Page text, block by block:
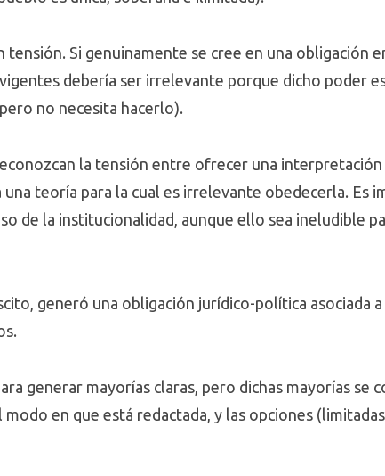
Si genuinamente se cree en una obligación
debería ser irrelevante porque dicho poder
no necesita hacerlo).
la tensión entre ofrecer una interpretación
teoría para la cual es irrelevante obedecerla. Es
de la institucionalidad, aunque ello sea ineludible
generó una obligación jurídico-política asociada a
generar mayorías claras, pero dichas mayorías se
en que está redactada, y las opciones